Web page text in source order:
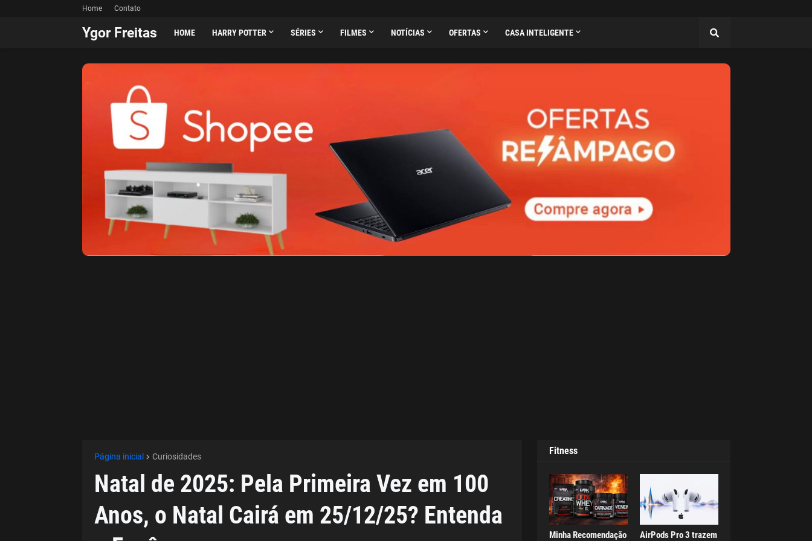
Home Contato
Ygor Freitas HOME HARRY POTTER SÉRIES FILMES NOTÍCIAS OFERTAS CASA INTELIGENTE
Página inicial Curiosidades
Natal de 2025: Pela Primeira Vez em 100
Anos, o Natal Cairá em 25/12/25? Entenda
Fitness
Minha Recomendação
AirPods Pro 3 trazem